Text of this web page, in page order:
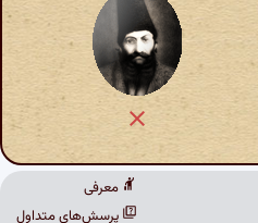
معرفی
پرسش‌های متداول